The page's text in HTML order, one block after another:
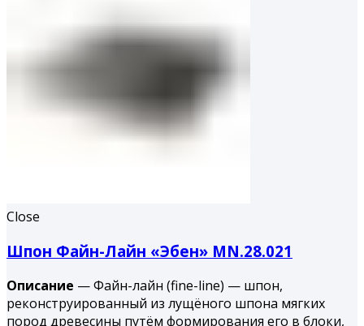
Close
Шпон Файн-Лайн «Эбен» MN.28.021
Описание — Файн-лайн (fine-line) — шпон,
реконструированный из лущёного шпона мягких
пород древесины путём формирования его в блоки,